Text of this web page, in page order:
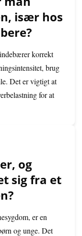
især hos
korrekt
brug
Det er vigtigt at
for at
og
sig fra et
er en
og unge. Det